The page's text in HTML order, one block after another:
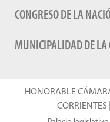
CONGRESO DE LA
MUNICIPALIDAD DE LA
HONORABLE